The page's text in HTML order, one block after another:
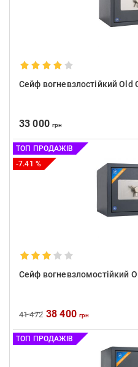
Сейф вогневзлостійкий Old
33 000грн
ТОП ПРОДАЖІВ
-7.41 %
Сейф вогневзломостійкий
41 472 38 400 грн
ТОП ПРОДАЖІВ